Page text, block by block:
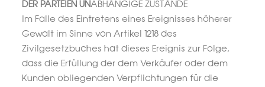
DER PARTEIEN UNABHÄNGIGE ZUSTÄNDE
Im Falle des Eintretens eines Ereignisses höherer
Gewalt im Sinne von Artikel 1218 des
Zivilgesetzbuches hat dieses Ereignis zur Folge,
dass die Erfüllung der dem Verkäufer oder dem
Kunden obliegenden Verpflichtungen für die